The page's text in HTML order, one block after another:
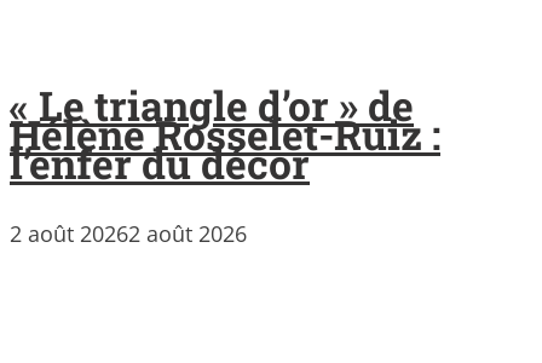
« Le triangle d’or » de
Hélène Rosselet-Ruiz :
l’enfer du décor
2 août 20262 août 2026